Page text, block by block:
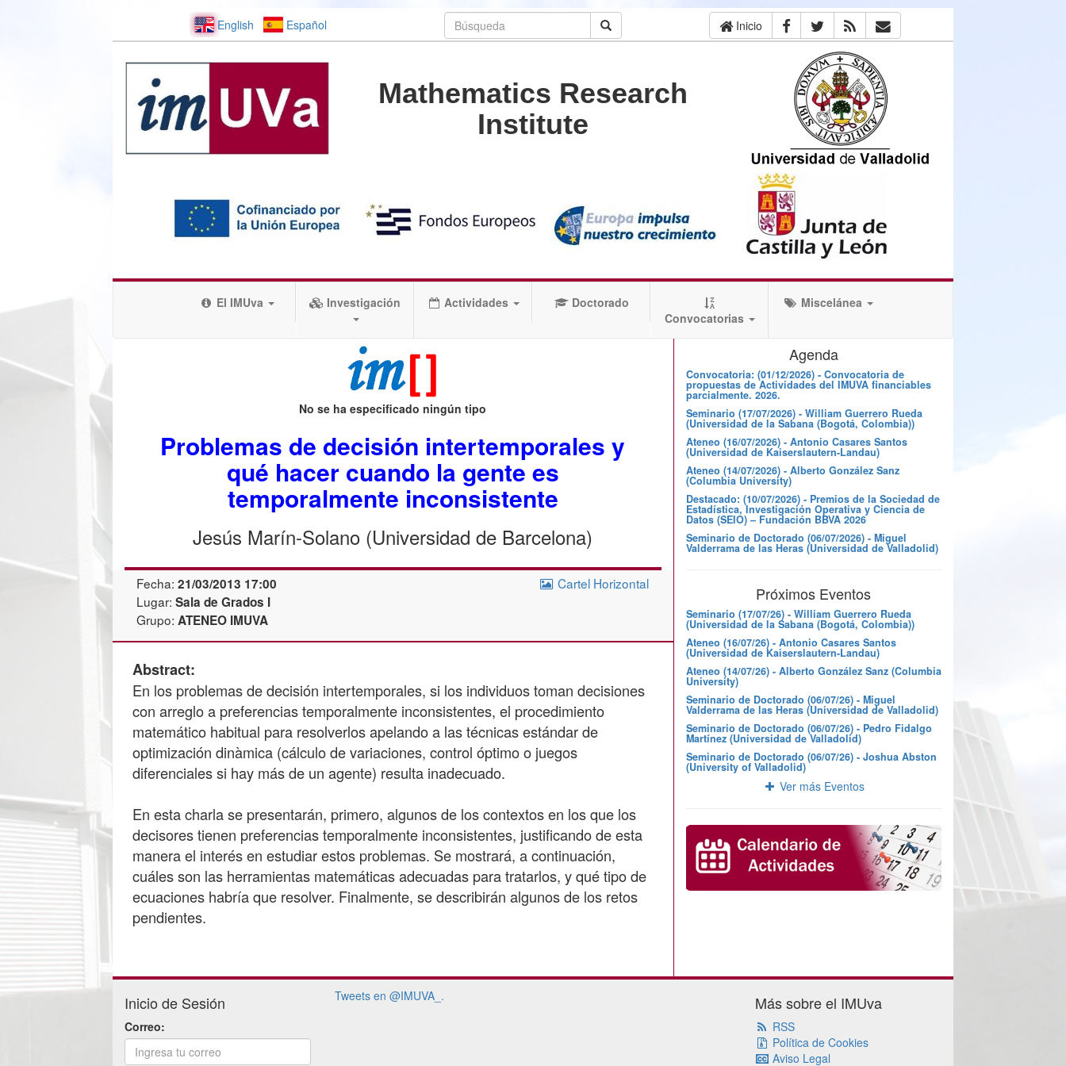
English Español Inicio
Mathematics Research
Institute
El IMUva Investigación Actividades
Doctorado
Convocatorias
Miscelánea
No se ha especificado ningún tipo
Problemas de decisión intertemporales y
qué hacer cuando la gente es
temporalmente inconsistente
Jesús Marín-Solano (Universidad de Barcelona)
Fecha:21/03/2013 17:00
Lugar:Sala de Grados I
Grupo:ATENEO IMUVA
Cartel Horizontal
Abstract:
En los problemas de decisión intertemporales, si los individuos toman decisiones
con arreglo a preferencias temporalmente inconsistentes, el procedimiento
matemático habitual para resolverlos apelando a las técnicas estándar de
optimización dinàmica (cálculo de variaciones, control óptimo o juegos
diferenciales si hay más de un agente) resulta inadecuado.
En esta charla se presentarán, primero, algunos de los contextos en los que los
decisores tienen preferencias temporalmente inconsistentes, justificando de esta
manera el interés en estudiar estos problemas. Se mostrará, a continuación,
cuáles son las herramientas matemáticas adecuadas para tratarlos, y qué tipo de
ecuaciones habría que resolver. Finalmente, se describirán algunos de los retos
Agenda
Convocatoria: (01/12/2026) - Convocatoria de
propuestas de Actividades del IMUVA financiables
parcialmente. 2026.
Seminario (17/07/2026) - William Guerrero Rueda
(Universidad de la Sabana (Bogotá, Colombia))
Ateneo (16/07/2026) - Antonio Casares Santos
(Universidad de Kaiserslautern-Landau)
Ateneo (14/07/2026) - Alberto González Sanz
(Columbia University)
Destacado: (10/07/2026) - Premios de la Sociedad de
Estadística, Investigación Operativa y Ciencia de
Datos (SEIO) – Fundación BBVA 2026
Seminario de Doctorado (06/07/2026) - Miguel
Valderrama de las Heras (Universidad de Valladolid)
Próximos Eventos
Seminario (17/07/26) - William Guerrero Rueda
(Universidad de la Sabana (Bogotá, Colombia))
Ateneo (16/07/26) - Antonio Casares Santos
(Universidad de Kaiserslautern-Landau)
Ateneo (14/07/26) - Alberto González Sanz (Columbia
University)
Seminario de Doctorado (06/07/26) - Miguel
Valderrama de las Heras (Universidad de Valladolid)
Seminario de Doctorado (06/07/26) - Pedro Fidalgo
Martínez (Universidad de Valladolid)
Seminario de Doctorado (06/07/26) - Joshua Abston
(University of Valladolid)
Ver más Eventos
Inicio de Sesión
Correo:
Tweets en @IMUVA_. Más sobre el IMUva
RSS
Política de Cookies
Aviso Legal